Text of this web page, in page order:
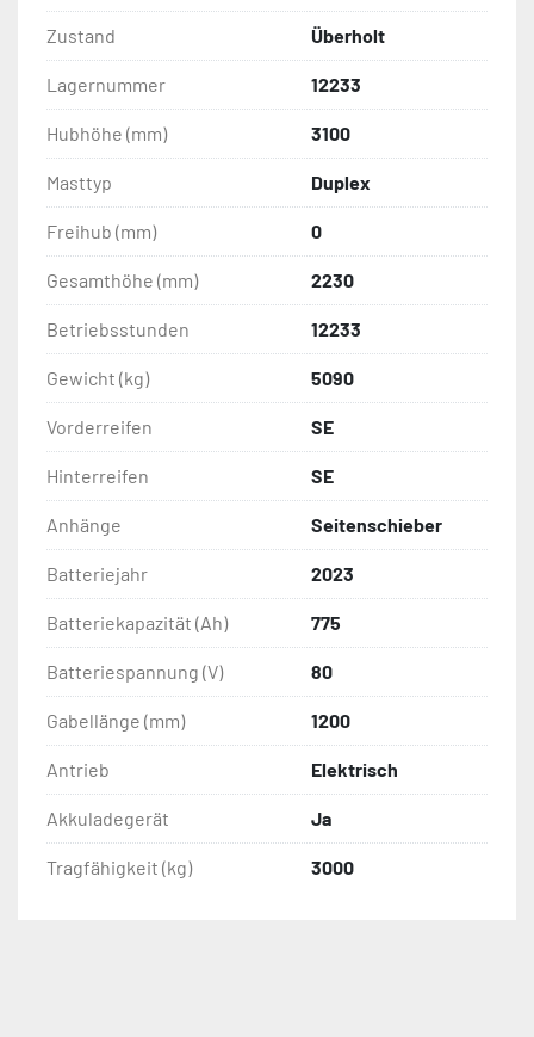
Zustand Überholt
Lagernummer 12233
Hubhöhe (mm) 3100
Masttyp Duplex
Freihub (mm) 0
Gesamthöhe (mm) 2230
Betriebsstunden 12233
Gewicht (kg) 5090
Vorderreifen SE
Hinterreifen SE
Anhänge Seitenschieber
Batteriejahr 2023
Batteriekapazität (Ah) 775
Batteriespannung (V) 80
Gabellänge (mm) 1200
Antrieb Elektrisch
Akkuladegerät Ja
Tragfähigkeit (kg) 3000